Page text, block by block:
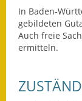
In Baden-
gebildeten
Auch freie
ermitteln.